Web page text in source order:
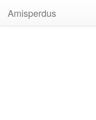
Amisperdus